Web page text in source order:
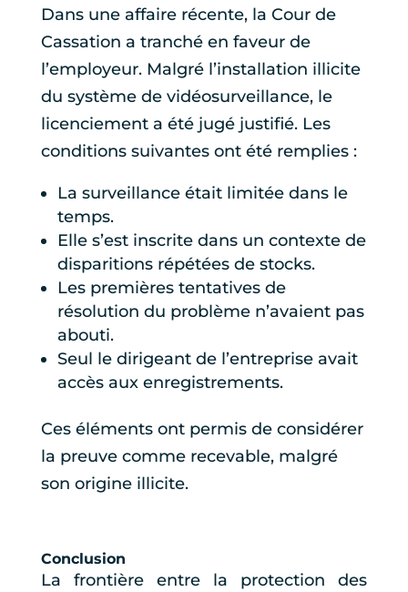
Dans une affaire récente, la Cour de
Cassation a tranché en faveur de
l’employeur. Malgré l’installation illicite
du système de vidéosurveillance, le
licenciement a été jugé justifié. Les
conditions suivantes ont été remplies :
La surveillance était limitée dans le
temps.
Elle s’est inscrite dans un contexte de
disparitions répétées de stocks.
Les premières tentatives de
résolution du problème n’avaient pas
abouti.
Seul le dirigeant de l’entreprise avait
accès aux enregistrements.
Ces éléments ont permis de considérer
la preuve comme recevable, malgré
son origine illicite.
Conclusion
La frontière entre la protection des